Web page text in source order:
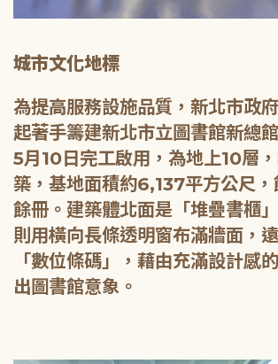
城市文化地標
為提高服務設施品質，新北市政
起著手籌建新北市立圖書館新總
5月10日完工啟用，為地上10層
築，基地面積約6,137平方公尺
餘冊。建築體北面是「堆疊書櫃
則用橫向長條透明窗布滿牆面，
「數位條碼」，藉由充滿設計感
出圖書館意象。